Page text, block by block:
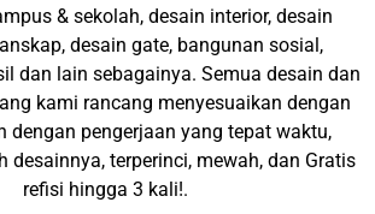
& sekolah, desain interior, desain
desain gate, bangunan sosial,
dan lain sebagainya. Semua desain dan
kami rancang menyesuaikan dengan
dengan pengerjaan yang tepat waktu,
desainnya, terperinci, mewah, dan Gratis
refisi hingga 3 kali!.